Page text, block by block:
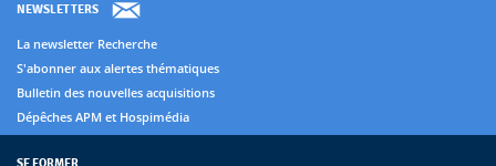
NEWSLETTERS
La newsletter Recherche
S'abonner aux alertes thématiques
Bulletin des nouvelles acquisitions
Dépêches APM et Hospimédia
SE FORMER